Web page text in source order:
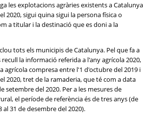
les explotacions agràries existents a Catalunya
2020, sigui quina sigui la persona física o
a titular i la destinació que es doni a la
tots els municipis de Catalunya. Pel que fa a
la informació referida a l'any agrícola 2020,
agrícola compresa entre l'1 d'octubre del 2019 i
2020, tret de la ramaderia, que té com a data
setembre del 2020. Per a les mesures de
el període de referència és de tres anys (de
al 31 de desembre del 2020).